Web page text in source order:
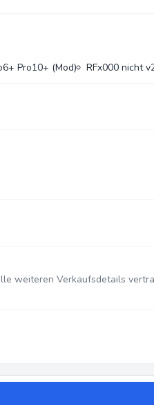
Pro10+ (Mod) RFx000 nicht
weiteren Verkaufsdetails